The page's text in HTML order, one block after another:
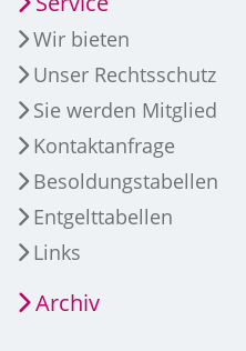
Wir bieten
Unser Rechtsschutz
Sie werden Mitglied
Kontaktanfrage
Besoldungstabellen
Entgelttabellen
Links
Archiv